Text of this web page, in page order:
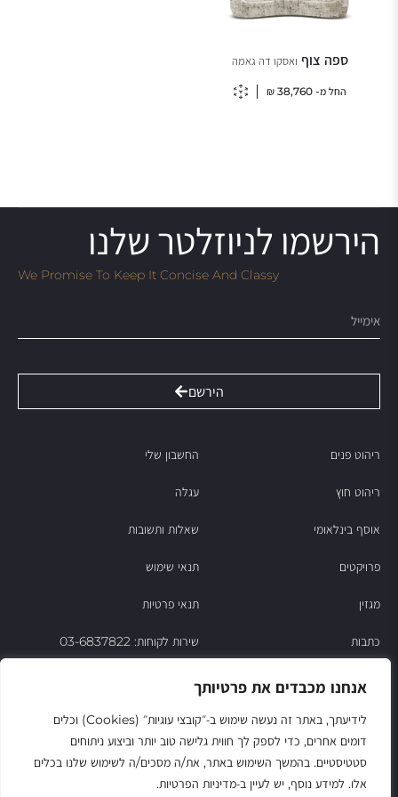
אנחנו מכבדים את פרטיותך
לידיעתך, באתר זה נעשה שימוש ב‑״קובצי עוגיות״ (Cookies) וכלים
דומים אחרים, כדי לספק לך חווית גלישה טוב יותר וביצוע ניתוחים
סטטיסטיים. בהמשך השימוש באתר, את/ה מסכים/ה לשימוש שלנו בכלים
אלו. למידע נוסף, יש לעיין ב‑מדיניות הפרטיות.
ספה צוף ואסקו דה גאמה
החל מ-38,760
₪
הירשמו לניוזלטר שלנו
We Promise To Keep It Concise And Classy
הירשם
ריהוט פנים
ריהוט חוץ
אוסף בינלאומי
פרויקטים
מגזין
כתבות
צור קשר
החשבון שלי
עגלה
שאלות ותשובות
תנאי שימוש
תנאי פרטיות
שירות לקוחות: 03-6837822